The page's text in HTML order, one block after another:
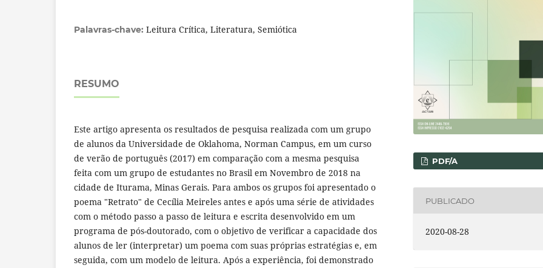
Palavras-chave: Leitura Crítica, Literatura, Semiótica
RESUMO
Este artigo apresenta os resultados de pesquisa realizada com um grupo
de alunos da Universidade de Oklahoma, Norman Campus, em um curso
de verão de português (2017) em comparação com a mesma pesquisa
feita com um grupo de estudantes no Brasil em Novembro de 2018 na
cidade de Iturama, Minas Gerais. Para ambos os grupos foi apresentado o
poema "Retrato" de Cecília Meireles antes e após uma série de atividades
com o método passo a passo de leitura e escrita desenvolvido em um
programa de pós-doutorado, com o objetivo de verificar a capacidade dos
alunos de ler (interpretar) um poema com suas próprias estratégias e, em
seguida, com um modelo de leitura. Após a experiência, foi demonstrado
PDF/A
PUBLICADO
2020-08-28